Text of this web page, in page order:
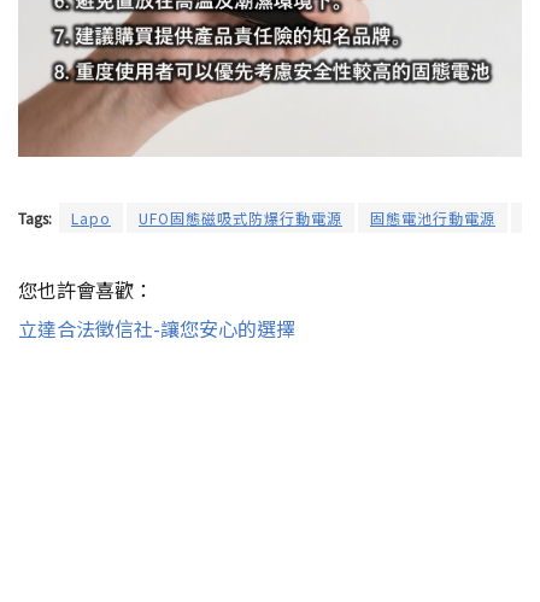
Tags: Lapo UFO固態磁吸式防爆行動電源 固態電池行動電源
您也許會喜歡：
立達合法徵信社-讓您安心的選擇